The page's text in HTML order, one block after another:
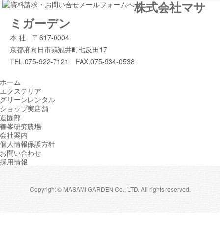
株式会社マサ
ミガーデン
本 社 〒617-0004
京都府向日市鶏冠井町七反田17
TEL.075-922-7121 FAX.075-934-0538
ホーム
エクステリア
グリーンレンタル
ショップ実店舗
造園部
善峯研究農場
会社案内
個人情報保護方針
お問い合わせ
採用情報
Copyright © MASAMI GARDEN Co., LTD. All rights reserved.